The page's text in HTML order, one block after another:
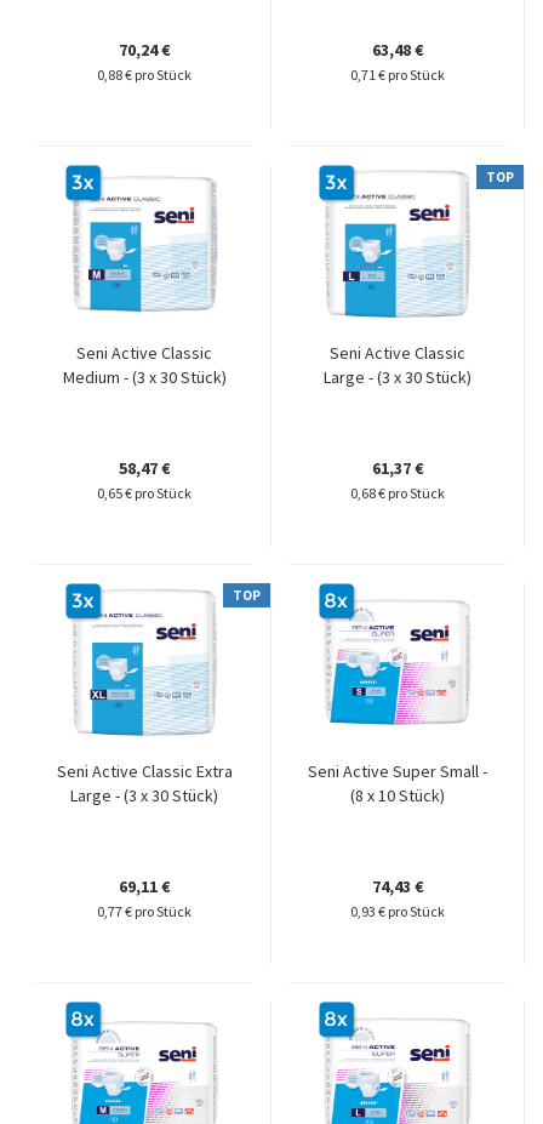
70,24 €
0,88 € pro Stück
63,48 €
0,71 € pro Stück
Seni Active Classic
Medium - (3 x 30 Stück)
58,47 €
0,65 € pro Stück
TOP
Seni Active Classic
Large - (3 x 30 Stück)
61,37 €
0,68 € pro Stück
TOP
Seni Active Classic Extra
Large - (3 x 30 Stück)
69,11 €
0,77 € pro Stück
Seni Active Super Small -
(8 x 10 Stück)
74,43 €
0,93 € pro Stück